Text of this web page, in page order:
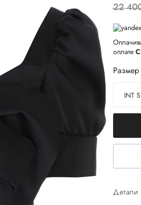
22
оплате
Размер
INT
Детали